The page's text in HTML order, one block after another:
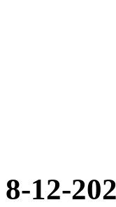
8-12-